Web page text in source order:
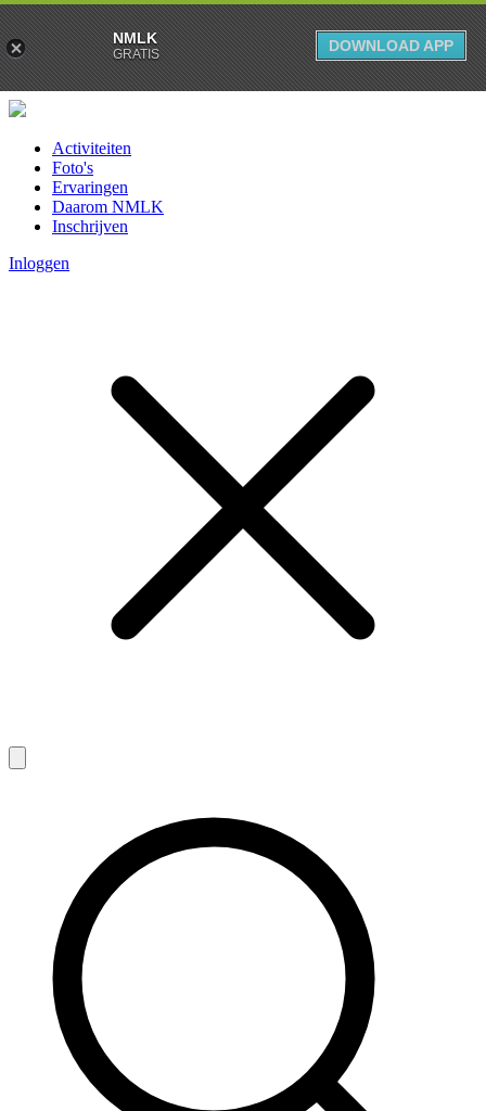
Activiteiten
Foto's
Ervaringen
Daarom NMLK
Inschrijven
Inloggen
NMLK
GRATIS DOWNLOAD APP